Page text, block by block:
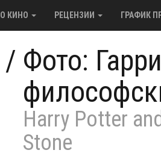
О КИНО РЕЦЕНЗИИ ГРАФИК
/ Фото:
Harry Potter
Stone